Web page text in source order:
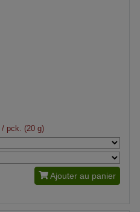
/ pck. (20 g)
Ajouter au panier